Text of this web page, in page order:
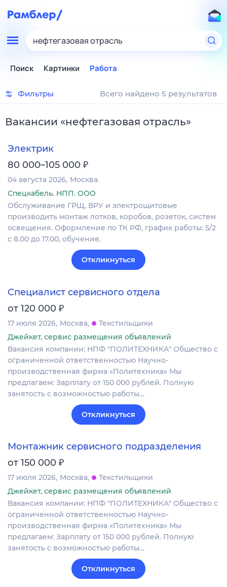
нефтегазовая отрасль
Поиск Картинки Работа
Фильтры Всего найдено 5 результатов
Вакансии «нефтегазовая отрасль»
Электрик
80 000–105 000 ₽
04 августа 2026 Москва
Спецкабель. НПП. ООО
Обслуживание ГРЩ, ВРУ и электрощитовые
производить монтаж лотков, коробов, розеток, систем
освещения. Оформление по ТК РФ, график работы: 5/2
с 8.00 до 17.00, обучение.
Откликнуться
Специалист сервисного отдела
от 120 000 ₽
17 июля 2026 Москва
Текстильщики
Джейкет, сервис размещения объявлений
Вакансия компании: НПФ "ПОЛИТЕХНИКА" Общество с
ограниченной ответственностью Научно-
производственная фирма «Политехника» Мы
предлагаем: Зарплату от 150 000 рублей. Полную
занятость с возможностью работы…
Откликнуться
Монтажник сервисного подразделения
от 150 000 ₽
17 июля 2026 Москва
Текстильщики
Джейкет, сервис размещения объявлений
Вакансия компании: НПФ "ПОЛИТЕХНИКА" Общество с
ограниченной ответственностью Научно-
производственная фирма «Политехника» Мы
предлагаем: Зарплату от 150 000 рублей. Полную
занятость с возможностью работы…
Откликнуться